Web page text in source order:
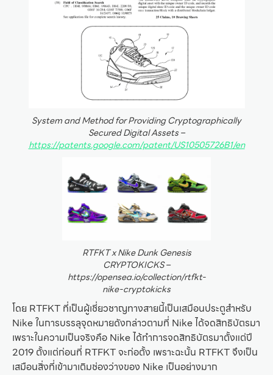
System and Method for Providing Cryptographically
Secured Digital Assets –
https://patents.google.com/patent/US10505726B1/en
RTFKT x Nike Dunk Genesis
CRYPTOKICKS –
https://opensea.io/collection/rtfkt-
nike-cryptokicks
โดย RTFKT ที่เป็นผู้เชี่ยวชาญทางสายนี้เป็นเสมือนประตูสำหรับ
Nike ในการบรรลุจุดหมายดังกล่าวตามที่ Nike ได้จดสิทธิบัตรมา
เพราะในความเป็นจริงคือ Nike ได้ทำการจดสิทธิบัตรมาตั้งแต่ปี
2019 ตั้งแต่ก่อนที่ RTFKT จะก่อตั้ง เพราะฉะนั้น RTFKT จึงเป็น
เสมือนสิ่งที่เข้ามาเติมช่องว่างของ Nike เป็นอย่างมาก